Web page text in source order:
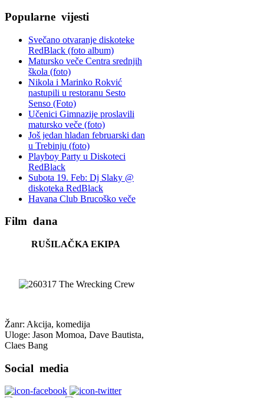
Popularne vijesti
Svečano otvaranje diskoteke
RedBlack (foto album)
Matursko veče Centra srednjih
škola (foto)
Nikola i Marinko Rokvić
nastupili u restoranu Sesto
Senso (Foto)
Učenici Gimnazije proslavili
matursko veče (foto)
Još jedan hladan februarski dan
u Trebinju (foto)
Playboy Party u Diskoteci
RedBlack
Subota 19. Feb: Dj Slaky @
diskoteka RedBlack
Havana Club Brucoško veče
Film dana
RUŠILAČKA EKIPA
Žanr: Akcija, komedija
Uloge: Jason Momoa, Dave Bautista,
Claes Bang
Social media